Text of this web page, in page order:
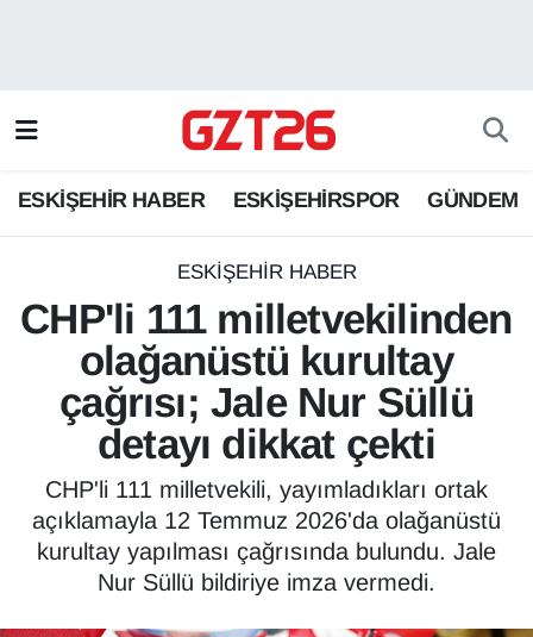
ESKİŞEHİR HABER ESKİŞEHİRSPOR GÜNDEM
ESKİŞEHİR HABER
CHP'li 111 milletvekilinden
olağanüstü kurultay
çağrısı; Jale Nur Süllü
detayı dikkat çekti
CHP'li 111 milletvekili, yayımladıkları ortak
açıklamayla 12 Temmuz 2026'da olağanüstü
kurultay yapılması çağrısında bulundu. Jale
Nur Süllü bildiriye imza vermedi.
ESKİŞEHİRSPOR
GÜNDEM
Odunpazarı Trafik Yoğunluk Haritası
Süper Lig Puan Durumu ve Fikstür
Tüm Manşetler
Son Dakika Haberleri
Haber Arşivi